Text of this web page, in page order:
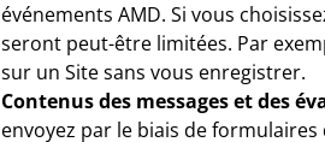
événements AMD. Si vous
seront peut-être limitées. Par
sur un Site sans vous enregistrer.
Contenus des messages et des
envoyez par le biais de